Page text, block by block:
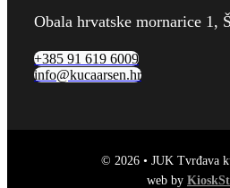
Obala hrvatske mornarice 1,
+385 91 619 6009
info@kucaarsen.hr
© 2026 • JUK Tvrđava
web by